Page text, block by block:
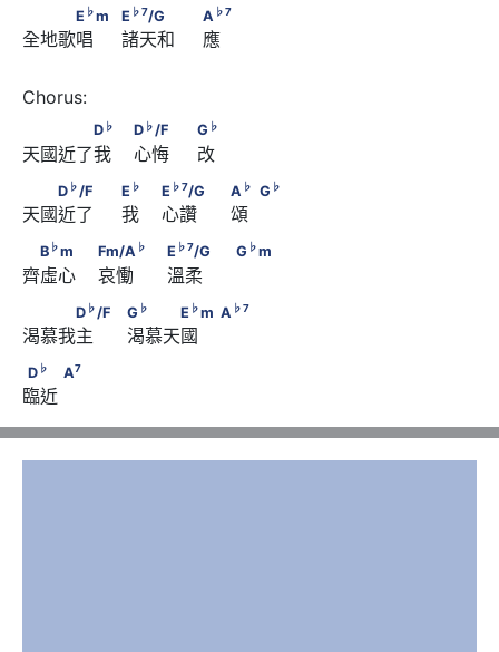
E ♭m　                              E
A
♭7
E ♭m E ♭7/G A ♭7
全地歌唱     諸天和     應
D ♭ D
G♭
D ♭ D ♭/F G ♭
天國近了我    心悔     改
D ♭/F　　                              E
E♭7/G
A
♭ G
D ♭ /F E ♭ E ♭7/G A ♭ G ♭
天國近了     我    心讚      頌
B ♭m　　                        Fm/A
E
G ♭
B ♭m Fm/A ♭ E ♭7/G G ♭m
齊虛心    哀慟      溫柔
D ♭/F　                                    G
A♭7
D ♭ /F G ♭ E ♭m A ♭7
渴慕我主      渴慕天國
D♭ A
D ♭ A7
臨近